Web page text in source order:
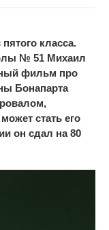
пятого класса.
№ 51 Михаил
фильм про
Бонапарта
стать его
он сдал на 80